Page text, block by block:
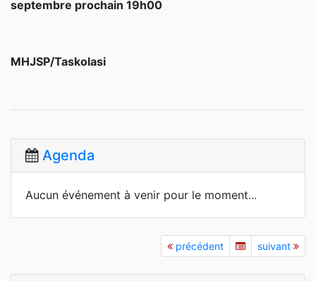
septembre prochain 19h00
MHJSP/Taskolasi
Agenda
Aucun événement à venir pour le moment...
précédent suivant